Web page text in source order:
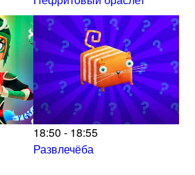
18:50 - 18:55
Развлечёба